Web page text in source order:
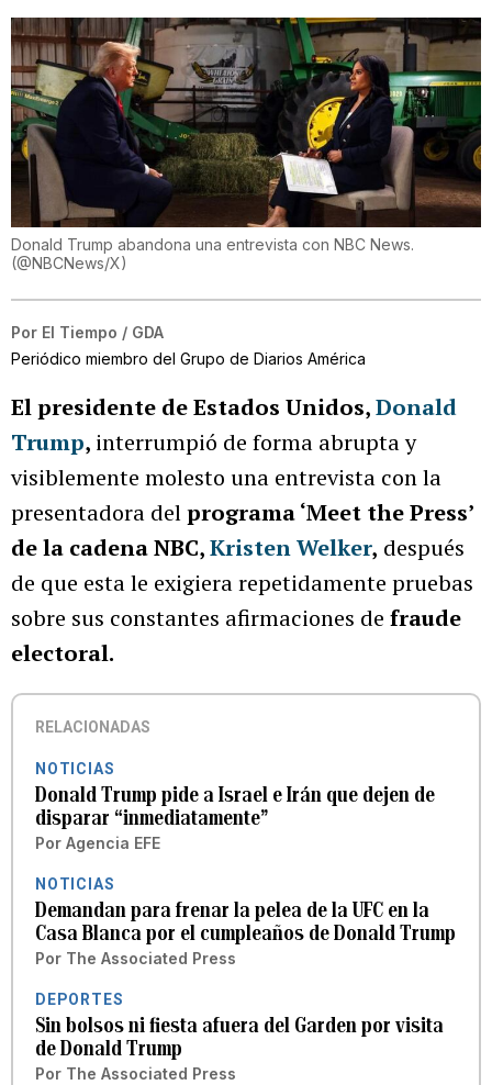
Donald Trump abandona una entrevista con NBC News.
(@NBCNews/X)
Por El Tiempo / GDA
Periódico miembro del Grupo de Diarios América
El presidente de Estados Unidos,Donald
Trump, interrumpió de forma abrupta y
visiblemente molesto una entrevista con la
presentadora delprograma ‘Meet the Press’
de la cadena NBC,Kristen Welker, después
de que esta le exigiera repetidamente pruebas
sobre sus constantes afirmaciones de fraude
electoral.
RELACIONADAS
NOTICIAS
Donald Trump pide a Israel e Irán que dejen de
disparar “inmediatamente”
Por Agencia EFE
NOTICIAS
Demandan para frenar la pelea de la UFC en la
Casa Blanca por el cumpleaños de Donald Trump
Por The Associated Press
DEPORTES
Sin bolsos ni fiesta afuera del Garden por visita
de Donald Trump
Por The Associated Press